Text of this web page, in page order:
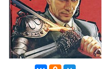
05:34
05:35
05:36